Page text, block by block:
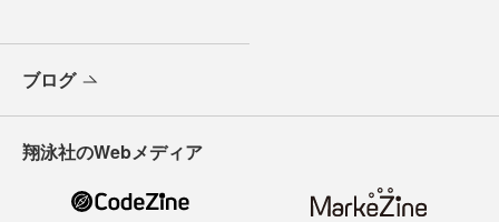
ブログ
翔泳社のWebメディア